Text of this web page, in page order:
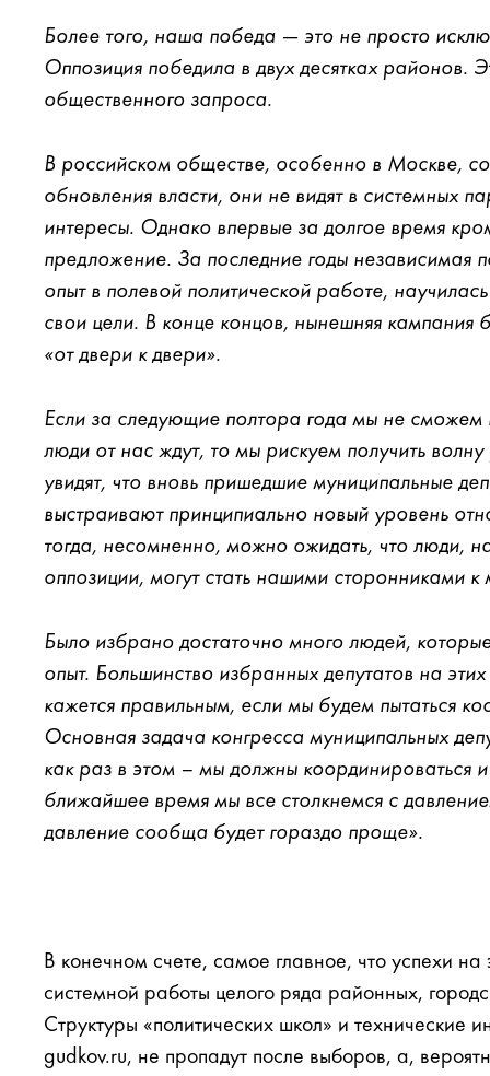
Более того, наша победа — это не просто
Оппозиция победила в двух десятках районов.
общественного запроса.
В российском обществе, особенно в Москве,
обновления власти, они не видят в системных
интересы. Однако впервые за долгое время
предложение. За последние годы независимая
опыт в полевой политической работе,
свои цели. В конце концов, нынешняя кампания
«от двери к двери».
Если за следующие полтора года мы не сможем
люди от нас ждут, то мы рискуем получить
увидят, что вновь пришедшие муниципальные
выстраивают принципиально новый уровень
тогда, несомненно, можно ожидать, что люди,
оппозиции, могут стать нашими сторонниками
Было избрано достаточно много людей,
опыт. Большинство избранных депутатов на
кажется правильным, если мы будем пытаться
Основная задача конгресса муниципальных
как раз в этом – мы должны координироваться
ближайшее время мы все столкнемся с
давление сообща будет гораздо проще».
В конечном счете, самое главное, что успехи на
системной работы целого ряда районных,
Структуры «политических школ» и технические
gudkov.ru, не пропадут после выборов, а,